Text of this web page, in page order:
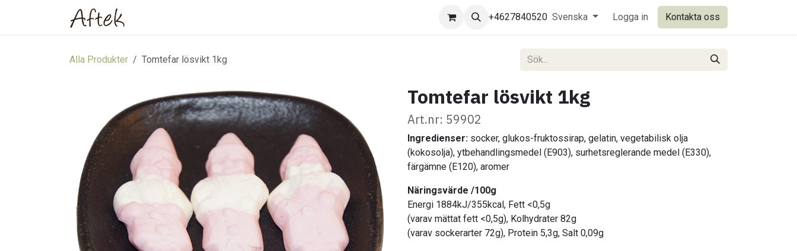
+4627840520 Svenska Logga in Kontakta oss
Alla Produkter Tomtefar lösvikt 1kg
Tomtefar lösvikt 1kg
Art.nr: 59902
Ingredienser: socker, glukos-fruktossirap, gelatin, vegetabilisk olja
(kokosolja), ytbehandlingsmedel (E903), surhetsreglerande medel (E330),
färgämne (E120), aromer
Näringsvärde /100g
Energi 1884kJ/355kcal, Fett <0,5g
(varav mättat fett <0,5g), Kolhydrater 82g
(varav sockerarter 72g), Protein 5,3g, Salt 0,09g